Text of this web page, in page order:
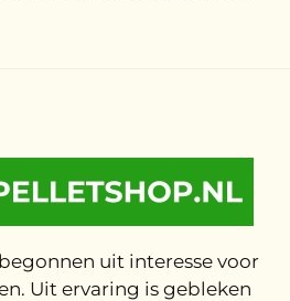
uit interesse voor
Uit ervaring is gebleken